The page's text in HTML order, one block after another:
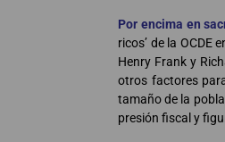
Por encima en
ricos’ de la OCDE
Henry Frank y
otros factores
tamaño de la
presión fiscal y